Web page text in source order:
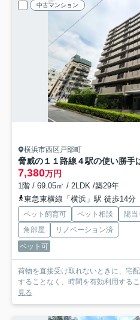
中古マンション
横浜市西区戸部町
7,380万円
1階 / 69.05㎡ / 2LDK /築29年
東急東横線「横浜」駅 徒歩14分
ペット飼育可 ペット相談 陽当
角部屋
リノベーション済
ペット可
荷物を直接受け取れないときに、宅
することなく、時間を有効利用する
見る